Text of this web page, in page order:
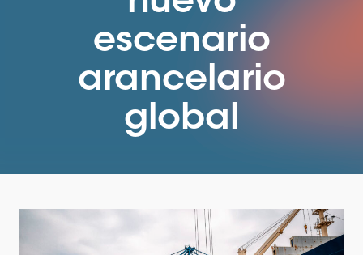
escenario
arancelario
global